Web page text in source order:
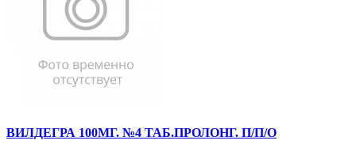
ВИЛДЕГРА 100МГ. №4 ТАБ.ПРОЛОНГ. П/П/О